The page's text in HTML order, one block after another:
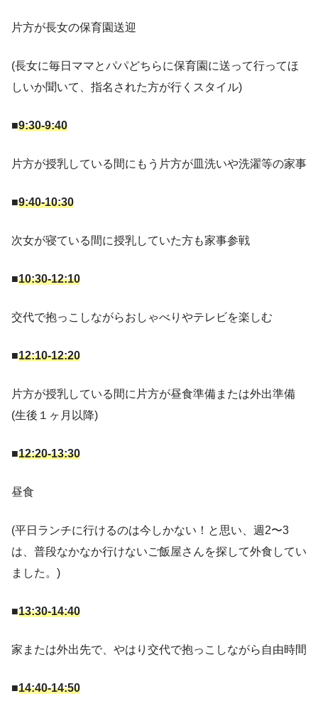
片方が長女の保育園送迎
(長女に毎日ママとパパどちらに保育園に送って行ってほ
しいか聞いて、指名された方が行くスタイル)
■9:30-9:40
片方が授乳している間にもう片方が皿洗いや洗濯等の家事
■9:40-10:30
次女が寝ている間に授乳していた方も家事参戦
■10:30-12:10
交代で抱っこしながらおしゃべりやテレビを楽しむ
■12:10-12:20
片方が授乳している間に片方が昼食準備または外出準備
(生後１ヶ月以降)
■12:20-13:30
昼食
(平日ランチに行けるのは今しかない！と思い、週2〜3
は、普段なかなか行けないご飯屋さんを探して外食してい
ました。)
■13:30-14:40
家または外出先で、やはり交代で抱っこしながら自由時間
■14:40-14:50